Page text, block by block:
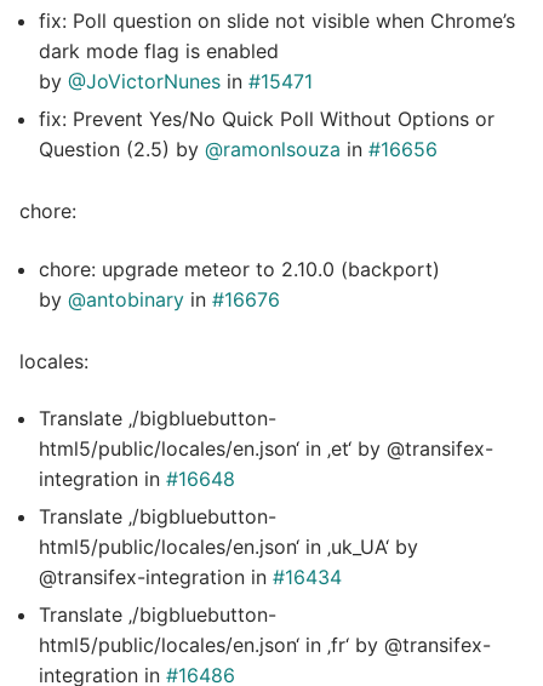
fix: Poll question on slide not visible when Chrome’s
dark mode flag is enabled
by @JoVictorNunes in #15471
fix: Prevent Yes/No Quick Poll Without Options or
Question (2.5) by @ramonlsouza in #16656
chore:
chore: upgrade meteor to 2.10.0 (backport)
by @antobinary in #16676
locales:
Translate ‚/bigbluebutton-
html5/public/locales/en.json‘ in ‚et‘ by @transifex-
integration in #16648
Translate ‚/bigbluebutton-
html5/public/locales/en.json‘ in ‚uk_UA‘ by
@transifex-integration in #16434
Translate ‚/bigbluebutton-
html5/public/locales/en.json‘ in ‚fr‘ by @transifex-
integration in #16486